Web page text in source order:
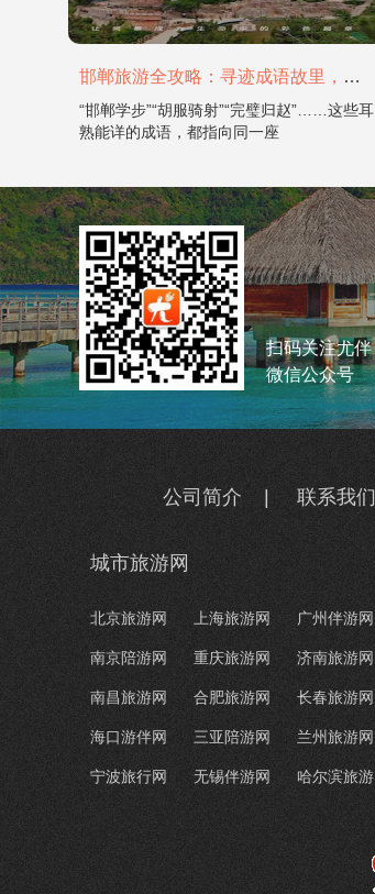
邯郸旅游全攻略：寻迹成语故里，邂逅太行古韵
“邯郸学步”“胡服骑射”“完璧归赵”……这些耳
熟能详的成语，都指向同一座
扫码关注尤伴
微信公众号
公司简介 联系我们
城市旅游网
北京旅游网 上海旅游网 广州伴游网
南京陪游网 重庆旅游网 济南旅游网
南昌旅游网 合肥旅游网 长春旅游网
海口游伴网 三亚陪游网 兰州旅游网
宁波旅行网 无锡伴游网 哈尔滨旅游